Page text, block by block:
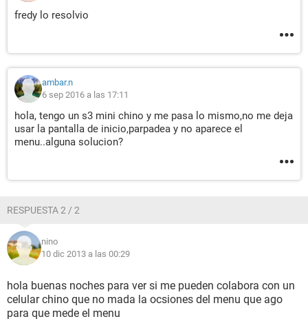
fredy lo resolvio
ambar.n
6 sep 2016 a las 17:11
hola, tengo un s3 mini chino y me pasa lo mismo,no me deja
usar la pantalla de inicio,parpadea y no aparece el
menu..alguna solucion?
RESPUESTA 2 / 2
nino
10 dic 2013 a las 00:29
hola buenas noches para ver si me pueden colabora con un
celular chino que no mada la ocsiones del menu que ago
para que mede el menu